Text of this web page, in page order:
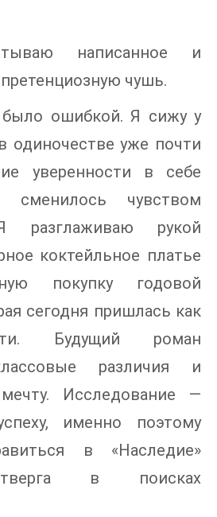
написанное и
чушь.
ошибкой. Я сижу у
одиночестве уже почти
уверенности в себе
сменилось чувством
разглаживаю рукой
коктейльное платье
покупку годовой
сегодня пришлась как
Будущий роман
различия и
Исследование —
именно поэтому
в «Наследие»
в поисках